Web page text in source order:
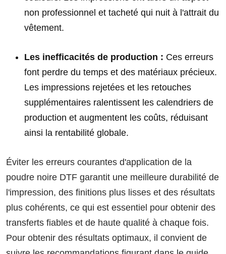
non professionnel et tacheté qui nuit à l'attrait du
vêtement.
Les inefficacités de production : Ces erreurs
font perdre du temps et des matériaux précieux.
Les impressions rejetées et les retouches
supplémentaires ralentissent les calendriers de
production et augmentent les coûts, réduisant
ainsi la rentabilité globale.
Éviter les erreurs courantes d'application de la
poudre noire DTF garantit une meilleure durabilité de
l'impression, des finitions plus lisses et des résultats
plus cohérents, ce qui est essentiel pour obtenir des
transferts fiables et de haute qualité à chaque fois.
Pour obtenir des résultats optimaux, il convient de